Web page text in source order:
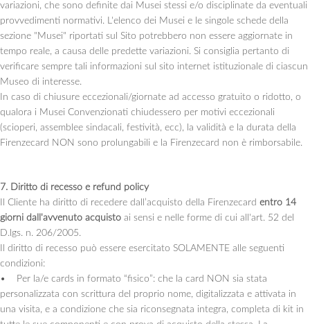
variazioni, che sono definite dai Musei stessi e/o disciplinate da eventuali
provvedimenti normativi. L'elenco dei Musei e le singole schede della
sezione "Musei" riportati sul Sito potrebbero non essere aggiornate in
tempo reale, a causa delle predette variazioni. Si consiglia pertanto di
verificare sempre tali informazioni sul sito internet istituzionale di ciascun
Museo di interesse.
In caso di chiusure eccezionali/giornate ad accesso gratuito o ridotto, o
qualora i Musei Convenzionati chiudessero per motivi eccezionali
(scioperi, assemblee sindacali, festività, ecc), la validità e la durata della
Firenzecard NON sono prolungabili e la Firenzecard non è rimborsabile.
7. Diritto di recesso e refund policy
Il Cliente ha diritto di recedere dall’acquisto della Firenzecard entro 14
giorni dall'avvenuto acquisto ai sensi e nelle forme di cui all'art. 52 del
D.lgs. n. 206/2005.
Il diritto di recesso può essere esercitato SOLAMENTE alle seguenti
condizioni:
• Per la/e cards in formato “fisico”: che la card NON sia stata
personalizzata con scrittura del proprio nome, digitalizzata e attivata in
una visita, e a condizione che sia riconsegnata integra, completa di kit in